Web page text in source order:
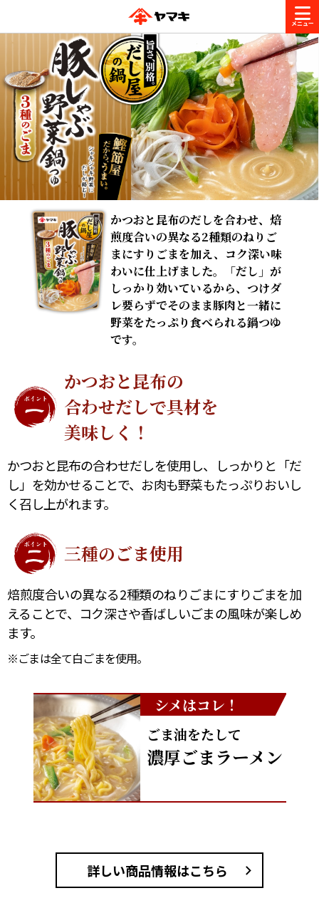
商品情報
ブランド一覧
ヤマキ『めんつゆ』 ヤマキ 割烹白だし
旨さ、別格。だし屋の鍋 韓福善シリーズ
楽チン屋® ストレートつゆ
新鮮一番 『氷熟®』
レシピ
おいしいレシピを探す
おいしいレシピトップ
主食レシピ
主菜レシピ
時短レシピ
おいしいレシピを商品から探す
かつお節レシピ
割烹白だしレシピ
レシピ特設サイト
割烹白だしレシピ特集
だし巻き卵特集
かつおだしが決め手！簡単茶碗蒸し
かつお節・だしを楽しむ
かつお節・だしを知る
だしの取り方
かつお節の削り方
かつお節・だしをもっと知る
ヤマキ かつお節プラス®
かつお節・だしを楽しむ
だしコミュ
CM・キャンペーン
キャンペーン一覧
企業・採用情報
企業情報
- 百年対話
採用情報
お問い合わせ
ヤマキお客様相談室
オンラインショップ
Global
かつおと昆布のだしを合わせ、焙
煎度合いの異なる2種類のねりご
まにすりごまを加え、コク深い味
わいに仕上げました。
「だし」が
しっかり効いているから、つけダ
レ要らずでそのまま豚肉と一緒に
野菜をたっぷり食べられる鍋つゆ
です。
かつおと昆布の
合わせだしで具材を
美味しく！
かつおと昆布の合わせだしを使用し、しっかりと「だ
し」を効かせることで、お肉も野菜もたっぷりおいし
く召し上がれます。
三種のごま使用
焙煎度合いの異なる2種類のねりごまにすりごまを加
えることで、コク深さや香ばしいごまの風味が楽しめ
ます。
※ごまは全て白ごまを使用。
シメはコレ！
ごま油をたして
濃厚ごまラーメン
詳しい商品情報はこちら